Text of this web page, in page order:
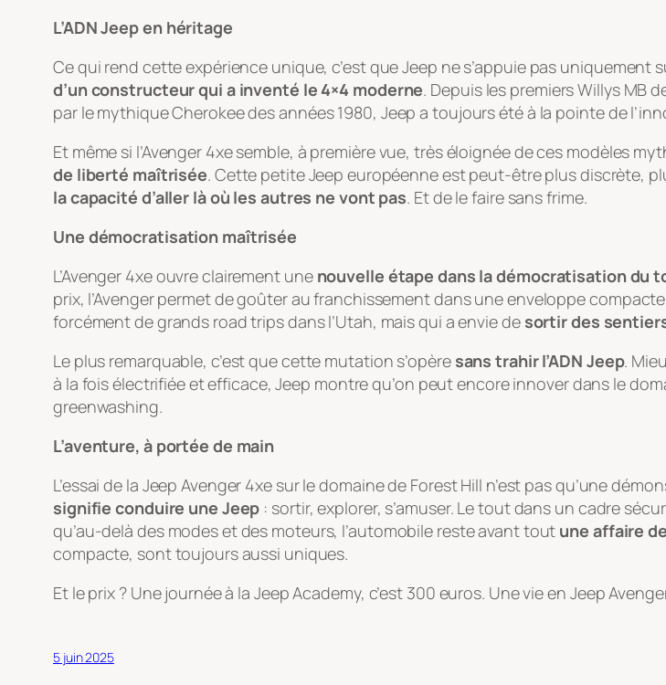
L’ADN Jeep en héritage
Ce qui rend cette expérience unique, c’est que Jeep ne s’appuie pas uniquement
d’un constructeur qui a inventé le 4×4 moderne. Depuis les premiers Willys MB
par le mythique Cherokee des années 1980, Jeep a toujours été à la pointe de
Et même si l’Avenger 4xe semble, à première vue, très éloignée de ces modèles
de liberté maîtrisée. Cette petite Jeep européenne est peut-être plus discrète,
la capacité d’aller là où les autres ne vont pas. Et de le faire sans frime.
Une démocratisation maîtrisée
L’Avenger 4xe ouvre clairement une nouvelle étape dans la démocratisation du
prix, l’Avenger permet de goûter au franchissement dans une enveloppe
forcément de grands road trips dans l’Utah, mais qui a envie de sortir des
Le plus remarquable, c’est que cette mutation s’opère sans trahir l’ADN Jeep.
à la fois électrifiée et efficace, Jeep montre qu’on peut encore innover dans le
greenwashing.
L’aventure, à portée de main
L’essai de la Jeep Avenger 4xe sur le domaine de Forest Hill n’est pas qu’une
signifie conduire une Jeep : sortir, explorer, s’amuser. Le tout dans un cadre
qu’au-delà des modes et des moteurs, l’automobile reste avant tout une affaire
compacte, sont toujours aussi uniques.
Et le prix ? Une journée à la Jeep Academy, c’est 300 euros. Une vie en Jeep
5 juin 2025